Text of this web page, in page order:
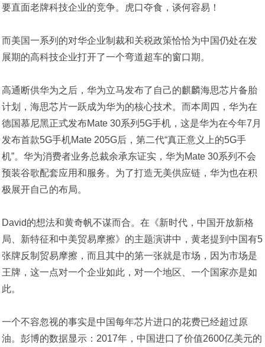
要直面老牌科技企业的竞争。虎口夺食，谈何容易！
而美国一系列的对华企业制裁和关税政策恰恰为中国仍处在发
展期的高科技企业打开了一个弯道超车的窗口期。
高通断供华为之后，华为立马发布了自己的麒麟海思芯片备胎
计划，海思芯片一跃成为华为的核心技术。而本周四，华为在
德国慕尼黑正式发布Mate 30系列5G手机，这是华为在今年7月
发布首款5G手机Mate 205G后，第二代“真正意义上的5G手
机”。华为消费者业务总裁余承东证实，华为Mate 30系列不会
预装谷歌配套应用和服务。为了打造无美供应链，华为也在积
极展开自己的布局。
David的想法和黄奇帆不谋而合。在《新时代，中国开放新格
局、新特征和中美贸易摩擦》的主题演讲中，黄老提到中国有5
张牌反制贸易摩擦，而且其中的第一张就是市场，因为市场是
王牌，这一点对一个企业如此，对一个地区、一个国家亦是如
此。
一个不容忽视的事实是中国每年芯片进口的花费已经超过原
油。彭博的数据显示：2017年，中国进口了价值2600亿美元的